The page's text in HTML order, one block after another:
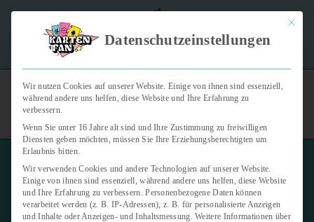
"Kartenfan – Der Podcast" | Das Hobby auf die Ohren |
Special Illustration Rare (SIR)
Mit
Datenschutzeinstellungen
Wir nutzen Cookies auf unserer Website. Einige von ihnen sind essenziell,
während andere uns helfen, diese Website und Ihre Erfahrung zu
verbessern.
Wenn Sie unter 16 Jahre alt sind und Ihre Zustimmung zu freiwilligen
Diensten geben möchten, müssen Sie Ihre Erziehungsberechtigten um
Erlaubnis bitten.
Wir verwenden Cookies und andere Technologien auf unserer Website.
Einige von ihnen sind essenziell, während andere uns helfen, diese Website
und Ihre Erfahrung zu verbessern. Personenbezogene Daten können
verarbeitet werden (z. B. IP-Adressen), z. B. für personalisierte Anzeigen
und Inhalte oder Anzeigen- und Inhaltsmessung. Weitere Informationen über